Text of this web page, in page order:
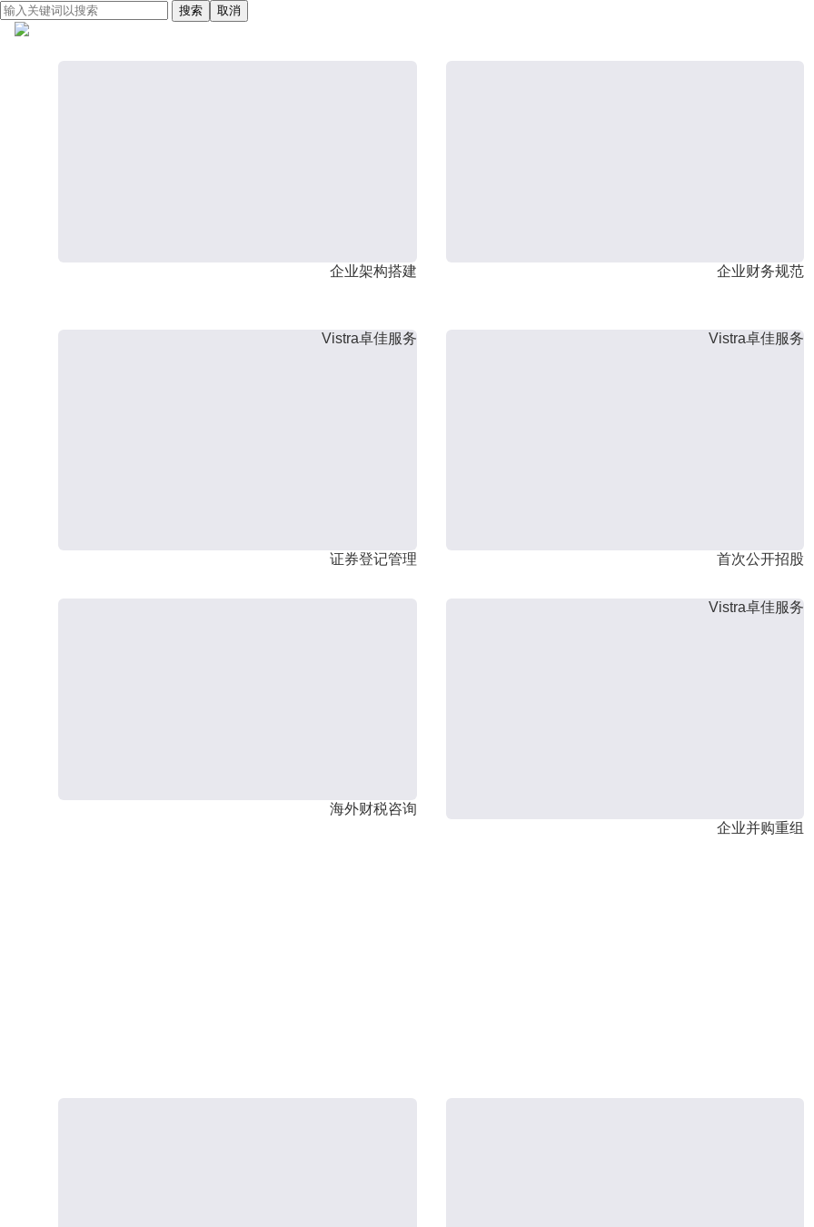
搜索 取消
企业架构搭建 企业财务规范
Vistra卓佳服务
证券登记管理
Vistra卓佳服务
首次公开招股
海外财税咨询
Vistra卓佳服务
企业并购重组